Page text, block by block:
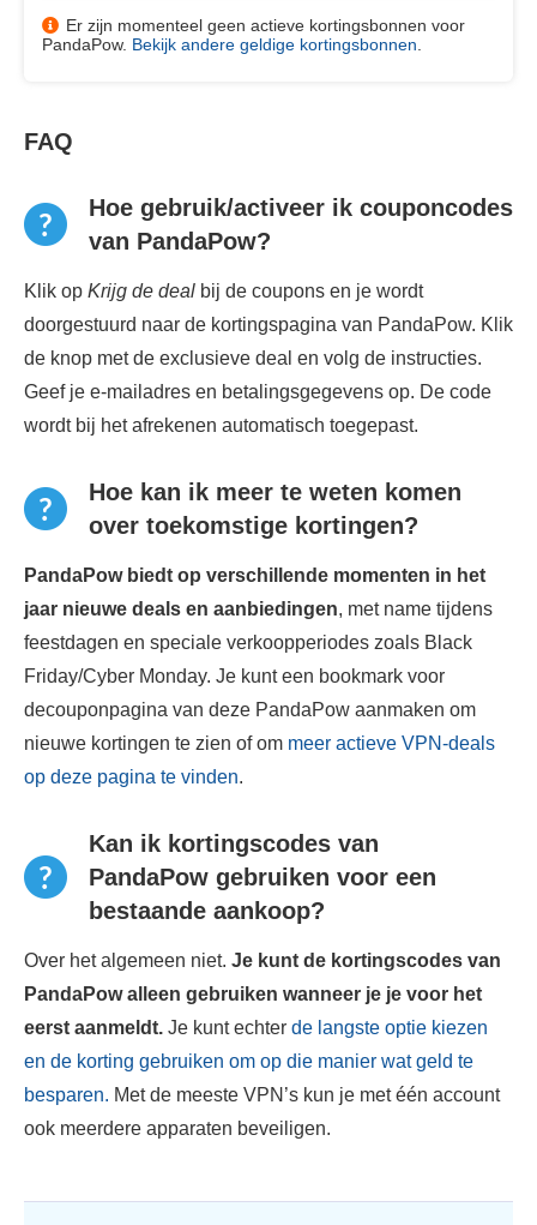
Er zijn momenteel geen actieve kortingsbonnen voor
PandaPow. Bekijk andere geldige kortingsbonnen
FAQ
Hoe gebruik/activeer ik couponcodes
van PandaPow?
Klik op Krijg de deal bij de coupons en je wordt
doorgestuurd naar de kortingspagina van PandaPow. Klik
de knop met de exclusieve deal en volg de instructies.
Geef je e-mailadres en betalingsgegevens op. De code
wordt bij het afrekenen automatisch toegepast.
Hoe kan ik meer te weten komen
over toekomstige kortingen?
PandaPow biedt op verschillende momenten in het
jaar nieuwe deals en aanbiedingen, met name tijdens
feestdagen en speciale verkoopperiodes zoals Black
Friday/Cyber ​​Monday. Je kunt een bookmark voor
decouponpagina van deze PandaPow aanmaken om
nieuwe kortingen te zien of om meer actieve VPN-deals
op deze pagina te vinden.
Kan ik kortingscodes van
PandaPow gebruiken voor een
bestaande aankoop?
Over het algemeen niet. Je kunt de kortingscodes van
PandaPow alleen gebruiken wanneer je je voor het
eerst aanmeldt. Je kunt echter de langste optie kiezen
en de korting gebruiken om op die manier wat geld te
besparen. Met de meeste VPN’s kun je met één account
ook meerdere apparaten beveiligen.